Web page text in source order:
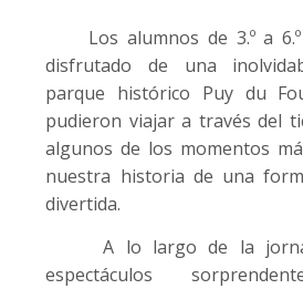
Los alumnos de 3.º a 6.º
disfrutado de una
parque histórico Puy du
pudieron viajar a través del
algunos de los momentos
nuestra historia de una
divertida.
A lo largo de la
espectáculos